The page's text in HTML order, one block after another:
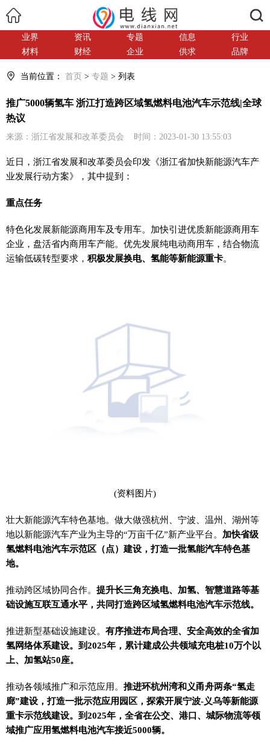
业界 资讯 专题 信息
行业
材料
财经 企业 供求 品牌
当前位置： 首页 > 专题 > 列表
推广5000辆氢车 浙江打造跨区域氢燃料电池汽车示范线|全球
热议
来源：浙江省发展和改革委员会 时间：2023-01-30 13:55:03
近日，浙江省发展和改革委员会印发《浙江省加快新能源汽车产
业发展行动方案》，其中提到：
重点任务
特色化发展新能源商用车及专用车。加快引进优质新能源商用车
企业，盘活省内商用车产能。优先发展纯电动商用车，结合物流
运输低碳转型要求， 积极发展换电、氢能等新能源重卡。
(资料图片)
壮大新能源汽车特色基地。做大做强杭州、宁波、温州、湖州等
地以新能源汽车产业为主导的“万亩千亿”新产业平台。 加快省级
氢燃料电池汽车示范区（点）建设，打造一批氢能汽车特色基
地。
推动跨区域协同合作。 提升长三角充换电、加氢、智慧道路等基
础设施互联互通水平，共同打造跨区域氢燃料电池汽车示范线。
推进新型基础设施建设。 有序推进布局合理、安全高效的全省加
氢网络体系建设。到2025年，累计建成公共领域充电桩10万个以
上、加氢站50座。
推动各领域推广和示范应用。 推进环杭州湾和义甬舟两条“氢走
廊”建设，打造一批示范应用园区，探索开展宁波-义乌等新能源
重卡示范线建设。到2025年，全省在公交、港口、城际物流等领
域推广应用氢燃料电池汽车接近5000辆。